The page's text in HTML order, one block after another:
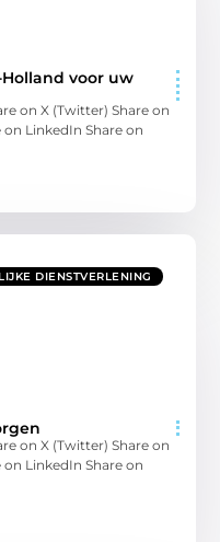
voor uw
on X (Twitter) Share on
LinkedIn Share on
DIENSTVERLENING
on X (Twitter) Share on
LinkedIn Share on